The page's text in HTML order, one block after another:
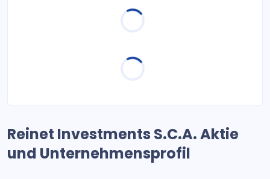
Reinet Investments S.C.A. Aktie
und Unternehmensprofil